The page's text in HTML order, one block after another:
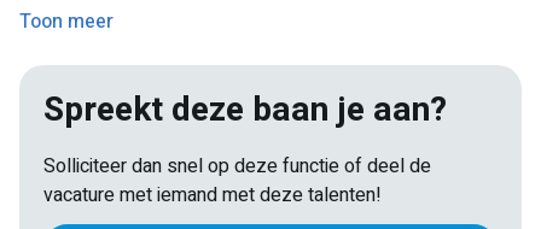
Toon meer
Spreekt deze baan je aan?
Solliciteer dan snel op deze functie of deel de
vacature met iemand met deze talenten!